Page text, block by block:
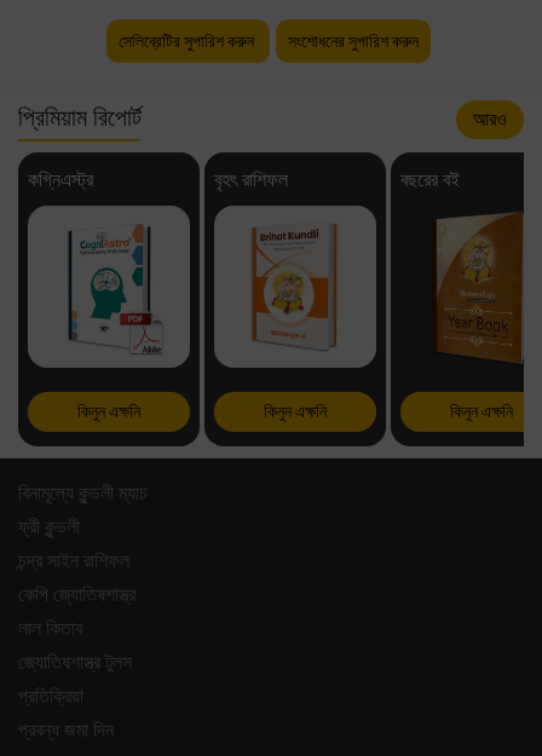
সেলিব্রেটির সুপারিশ করুন সংশোধনের সুপারিশ করুন
প্রিমিয়াম রিপোর্ট আরও
কগ্নিএস্ট্র
কিনুন এক্ষনি
বৃহৎ রাশিফল
কিনুন এক্ষনি
বছরের বই
কিনুন এক্ষনি
বিনামূল্যে কুন্ডলী ম্যাচ
ফ্রী কুন্ডলী
চন্দ্র সাইন রাশিফল
কেপি জ্যোতিষশাস্ত্র
লাল কিতাব
জ্যোতিষশাস্ত্র টুলস
প্রতিক্রিয়া
প্রবন্ধ জমা দিন